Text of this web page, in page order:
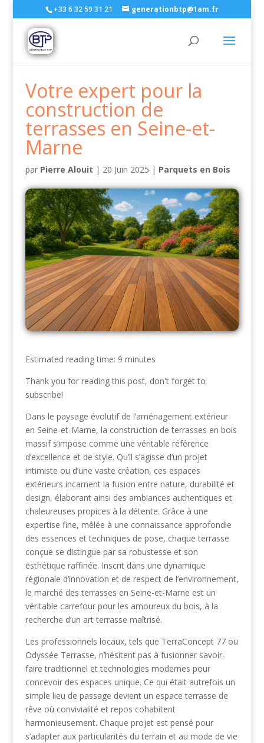
+33 6 32 59 31 21 generationbtp@1am.fr
Votre expert pour la
construction de
terrasses en Seine-et-
Marne
par Pierre Alouit | 20 Juin 2025 | Parquets en Bois
Estimated reading time: 9 minutes
Thank you for reading this post, don't forget to
subscribe!
Dans le paysage évolutif de l’aménagement extérieur
en Seine-et-Marne, la construction de terrasses en bois
massif s’impose comme une véritable référence
d’excellence et de style. Qu’il s’agisse d’un projet
intimiste ou d’une vaste création, ces espaces
extérieurs incarnent la fusion entre nature, durabilité et
design, élaborant ainsi des ambiances authentiques et
chaleureuses propices à la détente. Grâce à une
expertise fine, mêlée à une connaissance approfondie
des essences et techniques de pose, chaque terrasse
conçue se distingue par sa robustesse et son
esthétique raffinée. Inscrit dans une dynamique
régionale d’innovation et de respect de l’environnement,
le marché des terrasses en Seine-et-Marne est un
véritable carrefour pour les amoureux du bois, à la
recherche d’un art terrasse maîtrisé.
Les professionnels locaux, tels que TerraConcept 77 ou
Odyssée Terrasse, n’hésitent pas à fusionner savoir-
faire traditionnel et technologies modernes pour
concevoir des espaces unique. Ce qui était autrefois un
simple lieu de passage devient un espace terrasse de
rêve où convivialité et repos cohabitent
harmonieusement. Chaque projet est pensé pour
s’adapter aux particularités du terrain et au mode de vie